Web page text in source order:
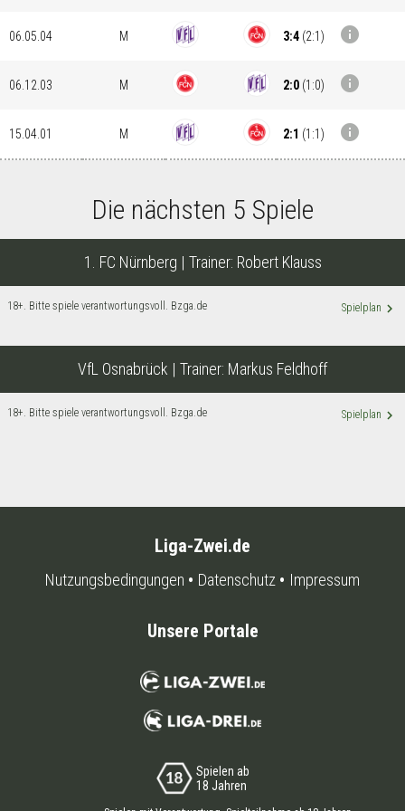
06.05.04 M 3:4 (2:1 ) info
06.12.03 M 2:0 (1:0) info
15.04.01 M 2:1 (1:1 ) info
Die nächsten 5 Spiele
1. FC Nürnberg | Trainer: Robert Klauss
18+. Bitte spiele verantwortungsvoll. Bzga.de Spielplan keyboard_arrow_right
VfL Osnabrück | Trainer: Markus Feldhoff
18+. Bitte spiele verantwortungsvoll. Bzga.de Spielplan keyboard_arrow_right
Liga-Zwei.de
Nutzungsbedingungen Datenschutz Impressum
Unsere Portale
Spielen ab
18 Jahren